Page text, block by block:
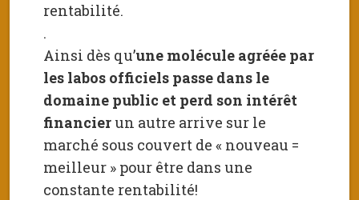
rentabilité.
.
Ainsi dès qu’une molécule agréée par
les labos officiels passe dans le
domaine public et perd son intérêt
financier un autre arrive sur le
marché sous couvert de « nouveau =
meilleur » pour être dans une
constante rentabilité!